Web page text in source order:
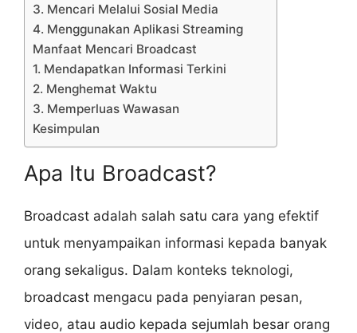
3. Mencari Melalui Sosial Media
4. Menggunakan Aplikasi Streaming
Manfaat Mencari Broadcast
1. Mendapatkan Informasi Terkini
2. Menghemat Waktu
3. Memperluas Wawasan
Kesimpulan
Apa Itu Broadcast?
Broadcast adalah salah satu cara yang efektif
untuk menyampaikan informasi kepada banyak
orang sekaligus. Dalam konteks teknologi,
broadcast mengacu pada penyiaran pesan,
video, atau audio kepada sejumlah besar orang